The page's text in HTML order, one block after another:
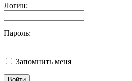
Логин:
Пароль:
Запомнить меня